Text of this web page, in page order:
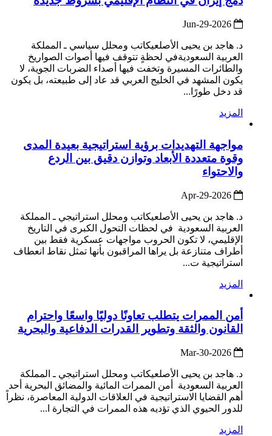
د. هاجد بن يحيى الأصلعيكاتب ومحلل سياسي ـ المملكة
العربية السعوديةفي لحظةٍ تتوقف فيها أصوات الصواريخ
والطائرات المسيرة وتخفت فيها أصداء الضربات الجوية، لا
يكون المشهد في الخليج العربي قد عاد إلى طبيعته، بل يكون
قد دخل طورًا...
المزيد
مواجهة التهديدات برؤية استراتيجية بعيدة المدى
وقوة متعددة الأبعاد وتوازن دقيق بين الردع
والاحتواء
د. هاجد بن يحيى الأصلعيكاتب ومحلل استراتيجي ـ المملكة
العربية السعودية في لحظات التحول الكبرى في التاريخ
الإقليمي، لا تكون الحروب مواجهات عسكرية فقط بين
أطراف متنازعة بل يراها المراقبون بأنها تمثل نقاط انعطاف
استراتيجية ت...
المزيد
أمن الممرات يتطلب تعاونًا دوليًا واسعًا واحترام
القانون والثقة وتطوير القدرات الدفاعية والبحرية
د. هاجد بن يحيى الأصلعيكاتب ومحلل استراتيجي ـ المملكة
العربية السعودية أمن الممرات المائية والمضائق البحرية أحد
أهم القضايا الاستراتيجية في العلاقات الدولية المعاصرة، نظراً
للدور الحيوي الذي تؤديه هذه الممرات في التجارة ا...
المزيد